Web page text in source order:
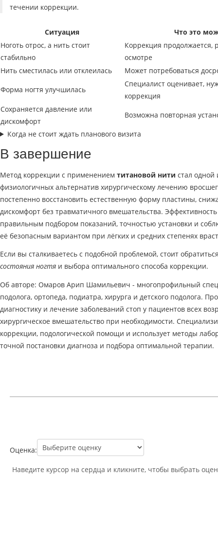
течении коррекции.
Ситуация
Что это
Ноготь отрос, а нить стоит
стабильно
Коррекция
осмотре
Нить сместилась или отклеилась
Может потребоваться
Форма ногтя улучшилась
Специалист оценивает,
коррекция
Сохраняется давление или
дискомфорт
Возможна повторная
Когда не стоит ждать планового визита
В завершение
Метод коррекции с применением титановой нити стал
физиологичных альтернатив хирургическому лечению
постепенно восстановить естественную форму пластины,
дискомфорт без травматичного вмешательства.
правильным подбором показаний, точностью установки и
её безопасным вариантом при лёгких и средних степенях
Если вы сталкиваетесь с подобной проблемой, стоит
состояния ногтя и выбора оптимального способа коррекции.
Об авторе: Омаров Арип Шамильевич - многопрофильный
подолога, ортопеда, подиатра, хирурга и детского подолога.
диагностику и лечение заболеваний стоп у пациентов всех
хирургическое вмешательство при необходимости.
коррекции, подологической помощи и использует методы
точной постановки диагноза и подбора оптимальной терапии.
Оценка:
Наведите курсор на сердца и кликните, чтобы выбрать